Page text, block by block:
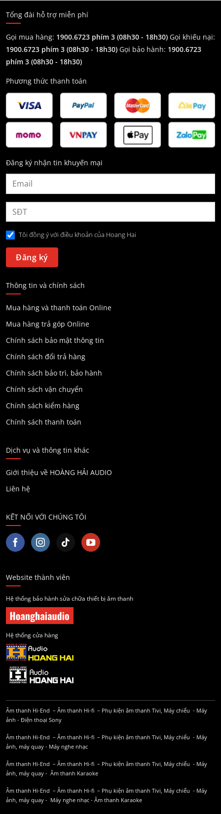
Tổng đài hỗ trợ miễn phí
Gọi mua hàng: 1900.6723 phím 3 (08h30 - 18h30) Gọi khiếu nại:
1900.6723 phím 3 (08h30 - 18h30) Gọi bảo hành: 1900.6723
phím 3 (08h30 - 18h30)
Phương thức thanh toán
Đăng ký nhận tin khuyến mại
Tôi đồng ý với điều khoản của Hoang Hai
Thông tin và chính sách
Mua hàng và thanh toán Online
Mua hàng trả góp Online
Chính sách bảo mật thông tin
Chính sách đổi trả hàng
Chính sách bảo trì, bảo hành
Chính sách vận chuyển
Chính sách kiểm hàng
Chính sách thanh toán
Dịch vụ và thông tin khác
Giới thiệu về HOÀNG HẢI AUDIO
Liên hệ
KẾT NỐI VỚI CHÚNG TÔI
Website thành viên
Hệ thống bảo hành sửa chữa thiết bị âm thanh
Hệ thống cửa hàng
Âm thanh Hi-End – Âm thanh Hi-fi – Phụ kiện âm thanh Tivi, Máy chiếu - Máy
ảnh - Điện thoại Sony
Âm thanh Hi-End – Âm thanh Hi-fi – Phụ kiện âm thanh Tivi, Máy chiếu - Máy
ảnh, máy quay - Máy nghe nhạc
Âm thanh Hi-End – Âm thanh Hi-fi – Phụ kiện âm thanh Tivi, Máy chiếu - Máy
ảnh, máy quay - Âm thanh Karaoke
Âm thanh Hi-End – Âm thanh Hi-fi – Phụ kiện âm thanh Tivi, Máy chiếu - Máy
ảnh, máy quay - Máy nghe nhạc - Âm thanh Karaoke